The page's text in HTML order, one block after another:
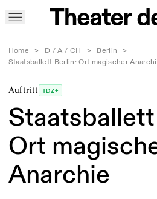
Home > D / A / CH > Berlin
>
Staatsballett Berlin: Ort magischer
Auftritt TDZ+
Ort
Anarchie